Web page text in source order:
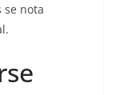
se nota